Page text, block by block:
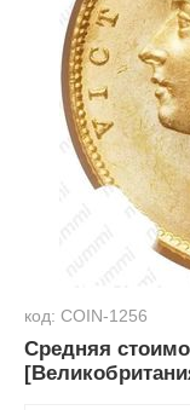
код: COIN-1256
Средняя